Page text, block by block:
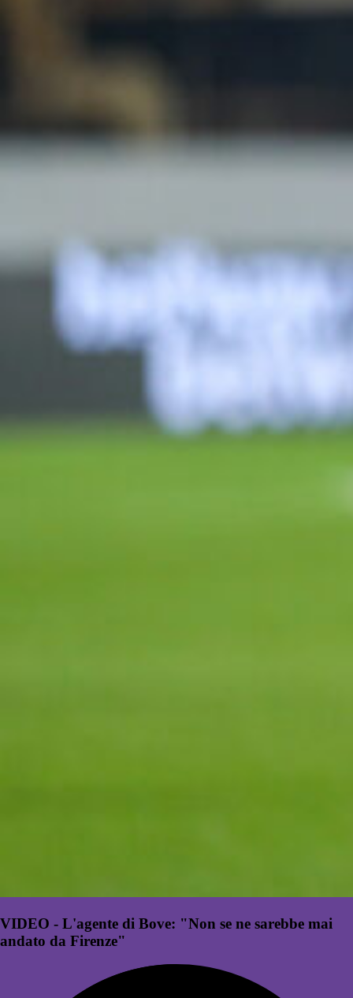
VIDEO - L'agente di Bove: "Non se ne sarebbe mai
andato da Firenze"